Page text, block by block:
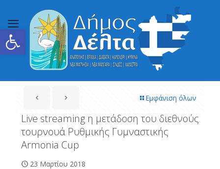
Ανοίξτε τη γραμμή εργαλείων
Εμφάνιση όλων
Live streaming η μετάδοση του διεθνούς
τουρνουά Ρυθμικής Γυμναστικής
Armonia Cup
23 Μαρτίου 2018